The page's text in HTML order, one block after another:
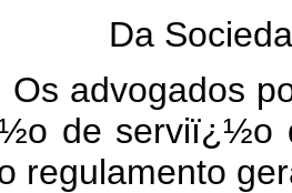
Da
advogados
de serviï¿½o
regulamento